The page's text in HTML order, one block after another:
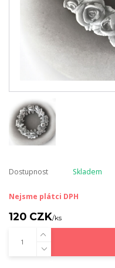
Dostupnost Skladem
Nejsme plátci DPH
120 CZK/ks